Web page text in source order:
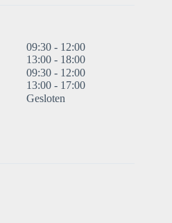
09:30 - 12:00
13:00 - 18:00
09:30 - 12:00
13:00 - 17:00
Gesloten